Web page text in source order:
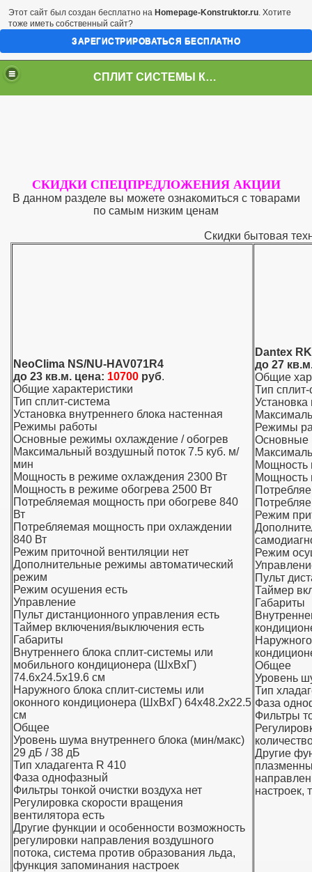
СПЛИТ СИСТЕМЫ КРАСНОДАР
СКИДКИ СПЕЦПРЕДЛОЖЕНИЯ АКЦИИ
В данном разделе вы можете ознакомиться с товарами
по самым низким ценам
Скидки бытовая
NeoClima NS/NU-HAV071R4
до 23 кв.м. цена: 10700 руб.
Общие характеристики
Тип сплит-система
Установка внутреннего блока настенная
Режимы работы
Основные режимы охлаждение / обогрев
Максимальный воздушный поток 7.5 куб. м/
мин
Мощность в режиме охлаждения 2300 Вт
Мощность в режиме обогрева 2500 Вт
Потребляемая мощность при обогреве 840
Вт
Потребляемая мощность при охлаждении
840 Вт
Режим приточной вентиляции нет
Дополнительные режимы автоматический
режим
Режим осушения есть
Управление
Пульт дистанционного управления есть
Таймер включения/выключения есть
Габариты
Внутреннего блока сплит-системы или
мобильного кондиционера (ШxВxГ)
74.6x24.5x19.6 см
Наружного блока сплит-системы или
оконного кондиционера (ШxВxГ) 64x48.2x22.5
см
Общее
Уровень шума внутреннего блока (мин/макс)
29 дБ / 38 дБ
Тип хладагента R 410
Фаза однофазный
Фильтры тонкой очистки воздуха нет
Регулировка скорости вращения
вентилятора есть
Другие функции и особенности возможность
регулировки направления воздушного
потока, система против образования льда,
функция запоминания настроек
Dantex
до 27
Общие
Тип
Установка
Режимы
Основные
Мощность
Мощность
Режим
Режим
Пульт
Таймер
Габариты
Общее
Уровень
Тип
Фаза
Фильтры
Другие
настроек,
Этот сайт был создан бесплатно на Homepage-Konstruktor.ru. Хотите
тоже иметь собственный сайт?
ЗАРЕГИСТРИРОВАТЬСЯ БЕСПЛАТНО